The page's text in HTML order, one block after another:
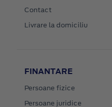
Contact
Livrare la domiciliu
FINANTARE
Persoane fizice
Persoane juridice